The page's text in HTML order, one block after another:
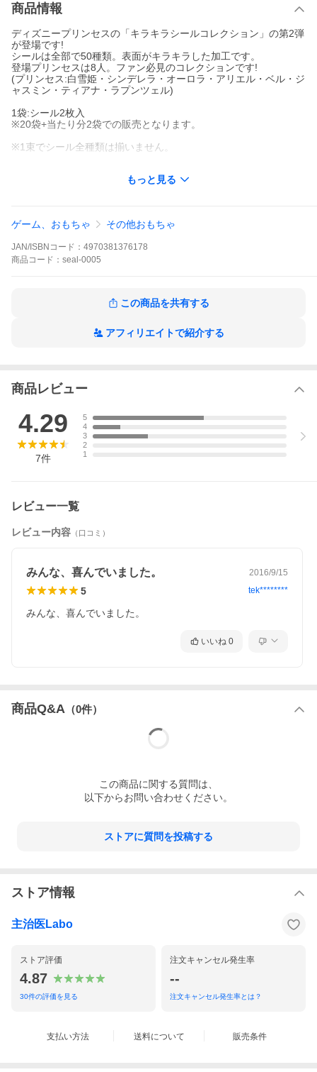
商品情報
ディズニープリンセスの「キラキラシールコレクション」の第2弾
が登場です!
シールは全部で50種類。表面がキラキラした加工です。
登場プリンセスは8人。ファン必見のコレクションです!
(プリンセス:白雪姫・シンデレラ・オーロラ・アリエル・ベル・ジ
ャスミン・ティアナ・ラプンツェル)
1袋:シール2枚入
※20袋+当たり分2袋での販売となります。
※1束でシール全種類は揃いません。
もっと見る
ゲーム、おもちゃ その他おもちゃ
JAN/ISBNコード： 4970381376178
商品 コード： seal-0005
この商品を共有する
アフィリエイトで紹介する
商品レビュー
4.29
7件
5
4
3
2
1
レビュー一覧
レビュー内容 （口コミ）
みんな、喜んでいました。 2016/9/15
5 tek********
みんな、喜んでいました。
いいね 0
商品Q&A （0件）
この商品に関する質問は、
以下からお問い合わせください。
ストアに質問を投稿する
ストア情報
主治医Labo
ストア評価
4.87
30件の評価を見る
注文キャンセル発生率
--
注文キャンセル発生率とは？
支払い方法 送料について 販売条件